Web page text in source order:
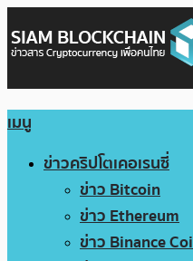
เมนู
ข่าวคริปโตเคอเรนซี่
ข่าว Bitcoin
ข่าว Ethereum
ข่าว Binance